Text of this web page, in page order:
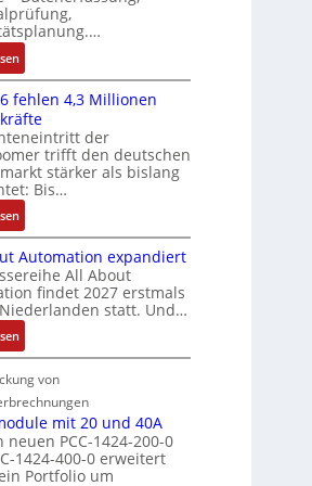
t
s
f
ü
h
r
e
r
z
u
m
V
o
r
s
t
a
d
d
e
s
V
:
Q
2
E
r
g
e
b
n
i
s
s
e
b
e
s
t
ä
t
i
g
e
n
r
i
e
b
s
-
u
n
d
M
a
r
k
e
t
i
n
e
i
t
e
:
K
I
b
r
a
u
c
h
t
S
t
r
u
k
u
r
fehlen 4,3 Millionen
der
trifft den deutschen
stärker als bislang
Bis…
:
B
i
s
2
0
3
6
f
e
h
l
e
n
Automation expandiert
All About
findet 2027 erstmals
statt. Und…
:
A
l
l
A
b
o
u
von
mit 20 und 40A
neuen PCC-1424-200-0
1424-400-0 erweitert
Portfolio um